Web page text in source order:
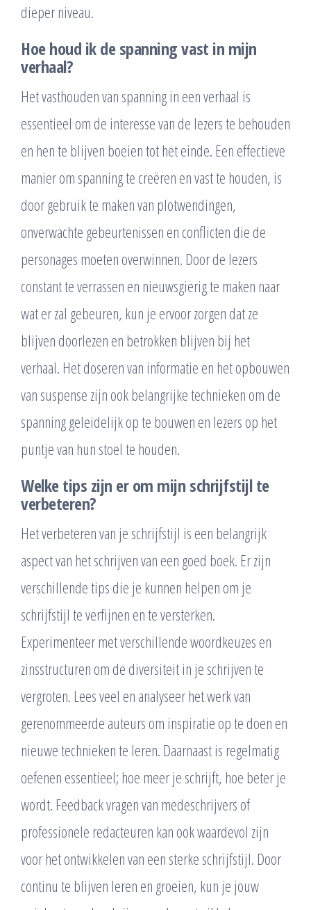
dieper niveau.
Hoe houd ik de spanning vast in mijn
verhaal?
Het vasthouden van spanning in een verhaal is
essentieel om de interesse van de lezers te behouden
en hen te blijven boeien tot het einde. Een effectieve
manier om spanning te creëren en vast te houden, is
door gebruik te maken van plotwendingen,
onverwachte gebeurtenissen en conflicten die de
personages moeten overwinnen. Door de lezers
constant te verrassen en nieuwsgierig te maken naar
wat er zal gebeuren, kun je ervoor zorgen dat ze
blijven doorlezen en betrokken blijven bij het
verhaal. Het doseren van informatie en het opbouwen
van suspense zijn ook belangrijke technieken om de
spanning geleidelijk op te bouwen en lezers op het
puntje van hun stoel te houden.
Welke tips zijn er om mijn schrijfstijl te
verbeteren?
Het verbeteren van je schrijfstijl is een belangrijk
aspect van het schrijven van een goed boek. Er zijn
verschillende tips die je kunnen helpen om je
schrijfstijl te verfijnen en te versterken.
Experimenteer met verschillende woordkeuzes en
zinsstructuren om de diversiteit in je schrijven te
vergroten. Lees veel en analyseer het werk van
gerenommeerde auteurs om inspiratie op te doen en
nieuwe technieken te leren. Daarnaast is regelmatig
oefenen essentieel; hoe meer je schrijft, hoe beter je
wordt. Feedback vragen van medeschrijvers of
professionele redacteuren kan ook waardevol zijn
voor het ontwikkelen van een sterke schrijfstijl. Door
continu te blijven leren en groeien, kun je jouw